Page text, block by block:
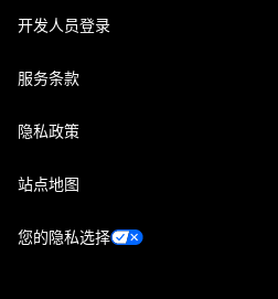
开发人员登录
服务条款
隐私政策
站点地图
您的隐私选择